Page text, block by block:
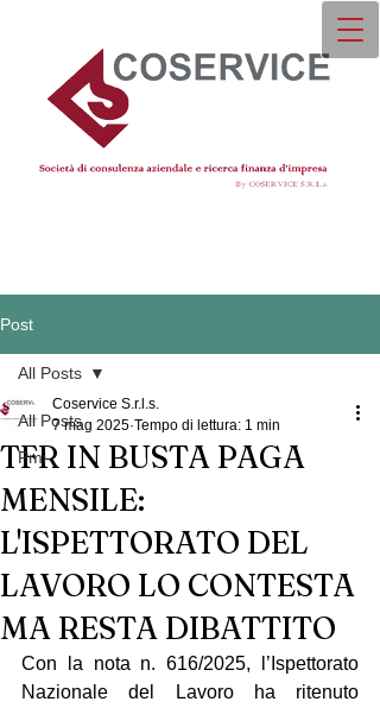
Post
All Posts
Pmi
All Posts
TFR IN BUSTA PAGA
MENSILE:
L'ISPETTORATO DEL
LAVORO LO CONTESTA
MA RESTA DIBATTITO
Coservice S.r.l.s.
7 mag 2025 Tempo di lettura: 1 min
Con la nota n. 616/2025, l’Ispettorato
Nazionale del Lavoro ha ritenuto